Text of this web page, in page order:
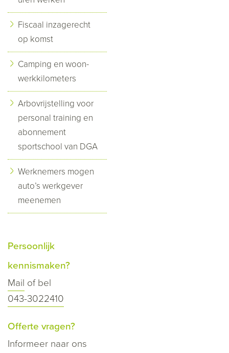
Fiscaal inzagerecht
op komst
Camping en woon-
werkkilometers
Arbovrijstelling voor
personal training en
abonnement
sportschool van DGA
Werknemers mogen
auto’s werkgever
meenemen
Persoonlijk
kennismaken?
Mail of bel
043-3022410
Offerte vragen?
Informeer naar ons